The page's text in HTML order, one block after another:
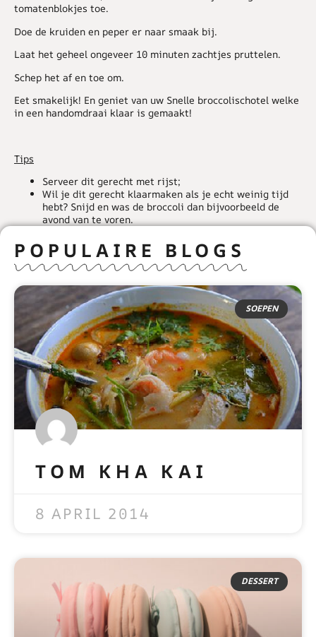
tomatenblokjes toe.
Doe de kruiden en peper er naar smaak bij.
Laat het geheel ongeveer 10 minuten zachtjes pruttelen.
Schep het af en toe om.
Eet smakelijk! En geniet van uw Snelle broccolischotel welke
in een handomdraai klaar is gemaakt!
Tips
Serveer dit gerecht met rijst;
Wil je dit gerecht klaarmaken als je echt weinig tijd
hebt? Snijd en was de broccoli dan bijvoorbeeld de
avond van te voren.
POPULAIRE BLOGS
SOEPEN
TOM KHA KAI
8 APRIL 2014
DESSERT